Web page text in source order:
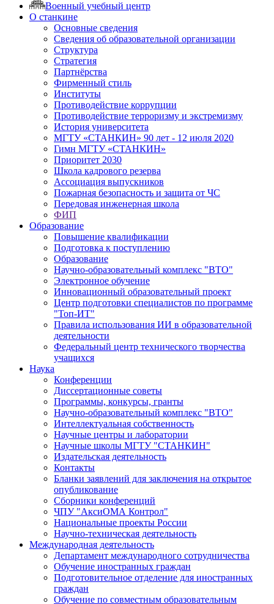
Военный учебный центр
О станкине
Основные сведения
Сведения об образовательной организации
Структура
Стратегия
Партнёрства
Фирменный стиль
Институты
Противодействие коррупции
Противодействие терроризму и экстремизму
История университета
МГТУ «СТАНКИН» 90 лет - 12 июля 2020
Гимн МГТУ «СТАНКИН»
Приоритет 2030
Школа кадрового резерва
Ассоциация выпускников
Пожарная безопасность и защита от ЧС
Передовая инженерная школа
ФИП
Образование
Повышение квалификации
Подготовка к поступлению
Образование
Научно-образовательный комплекс "ВТО"
Электронное обучение
Инновационный образовательный проект
Центр подготовки специалистов по программе
"Топ-ИТ"
Правила использования ИИ в образовательной
деятельности
Федеральный центр технического творчества
учащихся
Наука
Конференции
Диссертационные советы
Программы, конкурсы, гранты
Научно-образовательный комплекс "ВТО"
Интеллектуальная собственность
Научные центры и лаборатории
Научные школы МГТУ "СТАНКИН"
Издательская деятельность
Контакты
Бланки заявлений для заключения на открытое
опубликование
Сборники конференций
ЧПУ "АксиОМА Контрол"
Национальные проекты России
Научно-техническая деятельность
Международная деятельность
Департамент международного сотрудничества
Обучение иностранных граждан
Подготовительное отделение для иностранных
граждан
Обучение по совместным образовательным